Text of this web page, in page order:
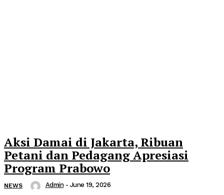
Aksi Damai di Jakarta, Ribuan
Petani dan Pedagang Apresiasi
Program Prabowo
NEWS Admin - June 19, 2026